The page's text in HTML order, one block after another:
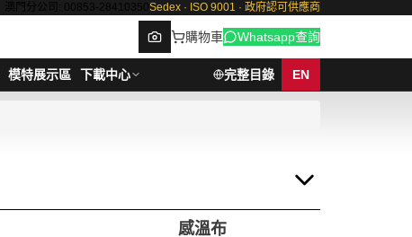
澳門分公司: 00853-28410350 Sedex · ISO 9001 · 政府認可供應商
購物車 Whatsapp查詢
模特展示區 下載中心 完整目錄 EN
感溫布